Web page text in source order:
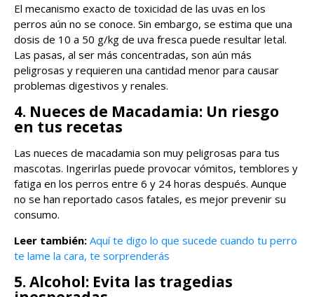
El mecanismo exacto de toxicidad de las uvas en los
perros aún no se conoce. Sin embargo, se estima que una
dosis de 10 a 50 g/kg de uva fresca puede resultar letal.
Las pasas, al ser más concentradas, son aún más
peligrosas y requieren una cantidad menor para causar
problemas digestivos y renales.
4. Nueces de Macadamia: Un riesgo
en tus recetas
Las nueces de macadamia son muy peligrosas para tus
mascotas. Ingerirlas puede provocar vómitos, temblores y
fatiga en los perros entre 6 y 24 horas después. Aunque
no se han reportado casos fatales, es mejor prevenir su
consumo.
Leer también: Aquí te digo lo que sucede cuando tu perro
te lame la cara, te sorprenderás
5. Alcohol: Evita las tragedias